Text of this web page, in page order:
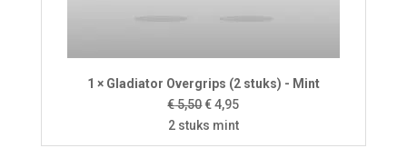
1 × Gladiator Overgrips (2 stuks) - Mint
€5,50Oorspronkelijke
prijs
was:
€4,95Huidige
prijs
is:
2 stuks mint